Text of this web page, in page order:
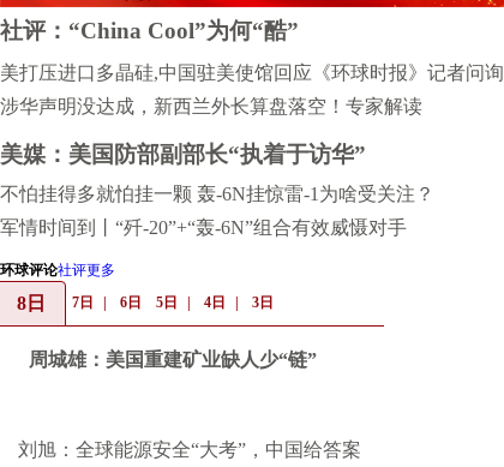
社评：“China Cool”为何“酷”
美打压进口多晶硅,中国驻美使馆回应《环球时报》记者问询
涉华声明没达成，新西兰外长算盘落空！专家解读
美媒：美国防部副部长“执着于访华”
不怕挂得多就怕挂一颗 轰-6N挂惊雷-1为啥受关注？
军情时间到丨“歼-20”+“轰-6N”组合有效威慑对手
环球评论社评更多
8日 7日 6日 5日 4日 3日
周城雄：美国重建矿业缺人少“链”
刘旭：全球能源安全“大考”，中国给答案